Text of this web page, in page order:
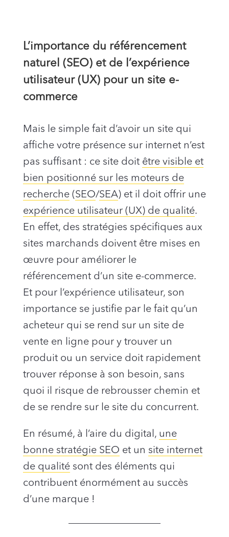
L’importance du référencement
naturel (SEO) et de l’expérience
utilisateur (UX) pour un site e-
commerce
Mais le simple fait d’avoir un site qui
affiche votre présence sur internet n’est
pas suffisant : ce site doit être visible et
bien positionné sur les moteurs de
recherche(SEO/SEA) et il doit offrir une
expérience utilisateur (UX) de qualité.
En effet, des stratégies spécifiques aux
sites marchands doivent être mises en
œuvre pour améliorer le
référencement d’un site e-commerce.
Et pour l’expérience utilisateur, son
importance se justifie par le fait qu’un
acheteur qui se rend sur un site de
vente en ligne pour y trouver un
produit ou un service doit rapidement
trouver réponse à son besoin, sans
quoi il risque de rebrousser chemin et
de se rendre sur le site du concurrent.
En résumé, à l’aire du digital, une
bonne stratégie SEO et un site internet
de qualitésont des éléments qui
contribuent énormément au succès
d’une marque !